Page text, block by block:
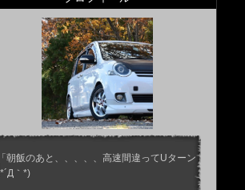
「朝飯のあと、、、、、高速間違ってUターン
｀*)